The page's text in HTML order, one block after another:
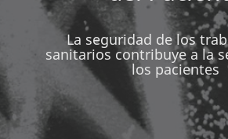
La seguridad de los
sanitarios contribuye a la
los pacientes